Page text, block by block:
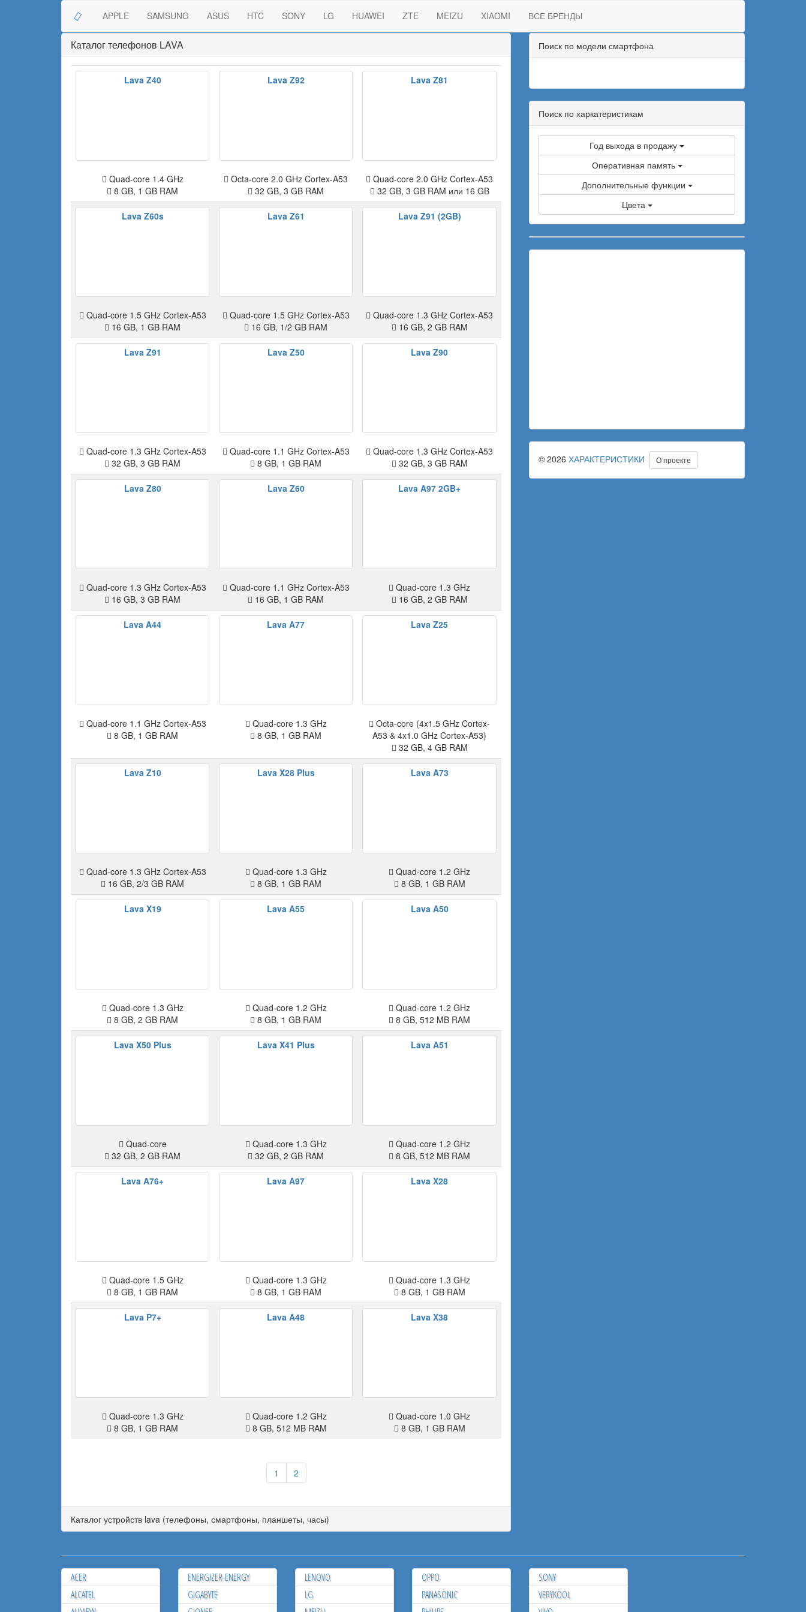
APPLE SAMSUNG ASUS HTC SONY LG HUAWEI ZTE MEIZU XIAOMI ВСЕ БРЕНДЫ
Каталог телефонов LAVA
Lava Z40
Quad-core 1.4 GHz
8 GB, 1 GB RAM
Lava Z92
Octa-core 2.0 GHz Cortex-A53
32 GB, 3 GB RAM
Lava Z81
Quad-core 2.0 GHz Cortex-A53
32 GB, 3 GB RAM или 16 GB
Lava Z60s
Quad-core 1.5 GHz Cortex-A53
16 GB, 1 GB RAM
Lava Z61
Quad-core 1.5 GHz Cortex-A53
16 GB, 1/2 GB RAM
Lava Z91 (2GB)
Quad-core 1.3 GHz Cortex-A53
16 GB, 2 GB RAM
Lava Z91
Quad-core 1.3 GHz Cortex-A53
32 GB, 3 GB RAM
Lava Z50
Quad-core 1.1 GHz Cortex-A53
8 GB, 1 GB RAM
Lava Z90
Quad-core 1.3 GHz Cortex-A53
32 GB, 3 GB RAM
Lava Z80
Quad-core 1.3 GHz Cortex-A53
16 GB, 3 GB RAM
Lava Z60
Quad-core 1.1 GHz Cortex-A53
16 GB, 1 GB RAM
Lava A97 2GB+
Quad-core 1.3 GHz
16 GB, 2 GB RAM
Lava A44
Quad-core 1.1 GHz Cortex-A53
8 GB, 1 GB RAM
Lava A77
Quad-core 1.3 GHz
8 GB, 1 GB RAM
Lava Z25
Octa-core (4x1.5 GHz Cortex-
A53 & 4x1.0 GHz Cortex-A53)
32 GB, 4 GB RAM
Lava Z10
Quad-core 1.3 GHz Cortex-A53
16 GB, 2/3 GB RAM
Lava X28 Plus
Quad-core 1.3 GHz
8 GB, 1 GB RAM
Lava A73
Quad-core 1.2 GHz
8 GB, 1 GB RAM
Lava X19
Quad-core 1.3 GHz
8 GB, 2 GB RAM
Lava A55
Quad-core 1.2 GHz
8 GB, 1 GB RAM
Lava A50
Quad-core 1.2 GHz
8 GB, 512 MB RAM
Lava X50 Plus
Quad-core
32 GB, 2 GB RAM
Lava X41 Plus
Quad-core 1.3 GHz
32 GB, 2 GB RAM
Lava A51
Quad-core 1.2 GHz
8 GB, 512 MB RAM
Lava A76+
Quad-core 1.5 GHz
8 GB, 1 GB RAM
Lava A97
Quad-core 1.3 GHz
8 GB, 1 GB RAM
Lava X28
Quad-core 1.3 GHz
8 GB, 1 GB RAM
Lava P7+
Quad-core 1.3 GHz
8 GB, 1 GB RAM
Lava A48
Quad-core 1.2 GHz
8 GB, 512 MB RAM
Lava X38
Quad-core 1.0 GHz
8 GB, 1 GB RAM
1 2
Каталог устройств lava (телефоны, смартфоны, планшеты, часы)
Поиск по модели смартфона
Поиск по харкатеристикам
Год выхода в продажу
Оперативная память
Дополнительные функции
Цвета
© 2026 ХАРАКТЕРИСТИКИ О проекте
ACER
ALCATEL
ENERGIZER-ENERGY
GIGABYTE
LENOVO
LG
OPPO
PANASONIC
SONY
VERYKOOL